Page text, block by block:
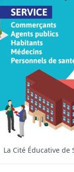
La Cité Éducative de